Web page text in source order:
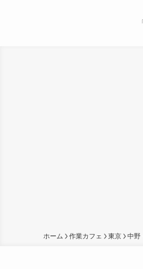
ホーム 作業カフェ 東京 中野